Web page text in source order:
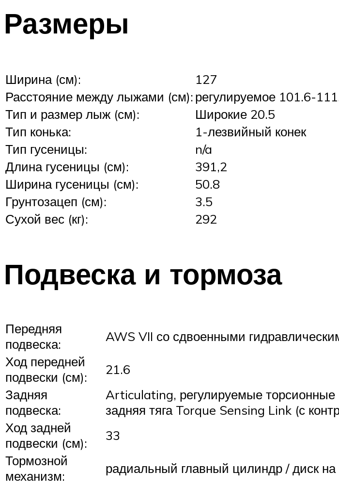
Размеры
Ширина (см):
127
Расстояние между лыжами (см):регулируемое 101.6-
Тип и размер лыж (см):
Широкие 20.5
Тип конька:
1-лезвийный конек
Тип гусеницы:
n/a
Длина гусеницы (см):
391,2
Ширина гусеницы (см):
50.8
Грунтозацеп (см):
3.5
Сухой вес (кг):
292
Подвеска и тормоза
Передняя
подвеска:
AWS VII со сдвоенными
Ход передней
подвески (см):
21.6
Задняя
подвеска:
Articulating, регулируемые
задняя тяга Torque Sensing Link (с
Ход задней
подвески (см):
33
Тормозной
механизм:
радиальный главный цилиндр / диск на